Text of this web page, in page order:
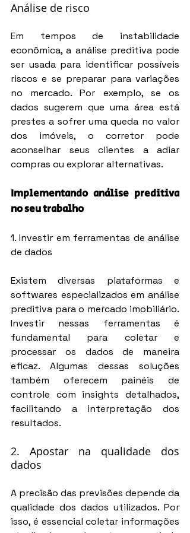
Análise de risco
Em tempos de instabilidade
econômica, a análise preditiva pode
ser usada para identificar possíveis
riscos e se preparar para variações
no mercado. Por exemplo, se os
dados sugerem que uma área está
prestes a sofrer uma queda no valor
dos imóveis, o corretor pode
aconselhar seus clientes a adiar
compras ou explorar alternativas.
Implementando análise preditiva
no seu trabalho
1. Investir em ferramentas de análise
de dados
Existem diversas plataformas e
softwares especializados em análise
preditiva para o mercado imobiliário.
Investir nessas ferramentas é
fundamental para coletar e
processar os dados de maneira
eficaz. Algumas dessas soluções
também oferecem painéis de
controle com insights detalhados,
facilitando a interpretação dos
resultados.
2. Apostar na qualidade dos
dados
A precisão das previsões depende da
qualidade dos dados utilizados. Por
isso, é essencial coletar informações